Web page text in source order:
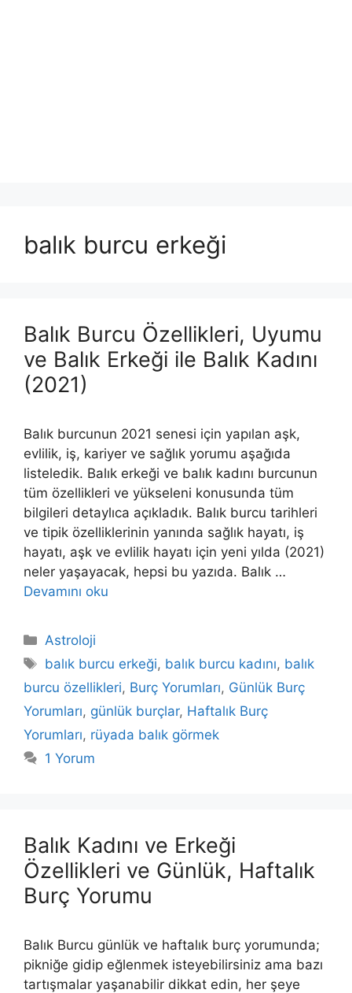
balık burcu erkeği
Balık Burcu Özellikleri, Uyumu
ve Balık Erkeği ile Balık Kadını
(2021)
Balık burcunun 2021 senesi için yapılan aşk,
evlilik, iş, kariyer ve sağlık yorumu aşağıda
listeledik. Balık erkeği ve balık kadını burcunun
tüm özellikleri ve yükseleni konusunda tüm
bilgileri detaylıca açıkladık. Balık burcu tarihleri
ve tipik özelliklerinin yanında sağlık hayatı, iş
hayatı, aşk ve evlilik hayatı için yeni yılda (2021)
neler yaşayacak, hepsi bu yazıda. Balık …
Devamını oku
Kategoriler
Astroloji
Etiketler
balık burcu erkeği, balık burcu kadını, balık
burcu özellikleri, Burç Yorumları, Günlük Burç
Yorumları, günlük burçlar, Haftalık Burç
Yorumları, rüyada balık görmek
1 Yorum
Balık Kadını ve Erkeği
Özellikleri ve Günlük, Haftalık
Burç Yorumu
Balık Burcu günlük ve haftalık burç yorumunda;
pikniğe gidip eğlenmek isteyebilirsiniz ama bazı
tartışmalar yaşanabilir dikkat edin, her şeye